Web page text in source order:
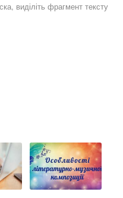
виділіть фрагмент тексту